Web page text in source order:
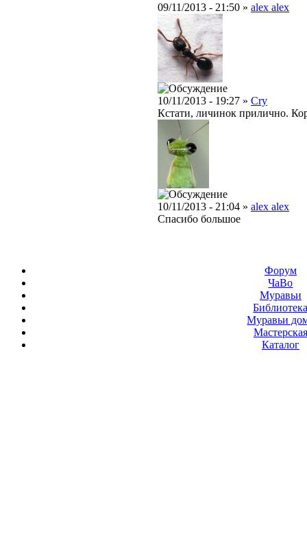
09/11/2013 - 21:50 » alex alex
10/11/2013 - 19:27 » Cry
Кстати, личинок прилично.
10/11/2013 - 21:04 » alex alex
Спасибо большое
Форум
ЧаВо
Муравьи
Муравьи
Мастерская
Каталог